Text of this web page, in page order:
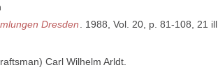
Dresden . 1988, Vol. 20, p. 81-108, 21 ill.
Carl Wilhelm Arldt.